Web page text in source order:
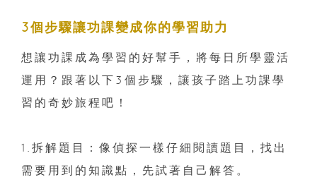
3個步驟讓功課變成你的學習助力
想讓功課成為學習的好幫手，將每日所學靈活
運用？跟著以下3個步驟，讓孩子踏上功課學
習的奇妙旅程吧！
1.拆解題目：像偵探一樣仔細閱讀題目，找出
需要用到的知識點，先試著自己解答。